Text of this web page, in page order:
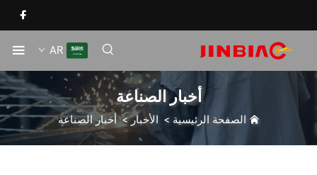
AR
أخبار الصناعة
الصفحة الرئيسية>الأخبار>أخبار الصناعة